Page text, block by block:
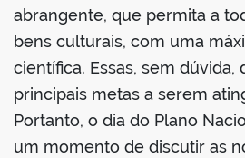
abrangente, que permita a
bens culturais, com uma
científica. Essas, sem dúvida,
principais metas a serem
Portanto, o dia do Plano
um momento de discutir as